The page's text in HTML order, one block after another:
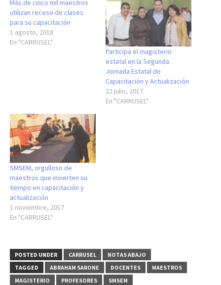
Más de cinco mil maestros
utilizan receso de clases
para su capacitación
1 agosto, 2018
En "CARRUSEL"
Participa el magisterio
estatal en la Segunda
Jornada Estatal de
Capacitación y Actualización
22 julio, 2017
En "CARRUSEL"
SMSEM, orgulloso de
maestros que invierten su
tiempo en capacitación y
actualización
1 noviembre, 2017
En "CARRUSEL"
POSTED UNDER CARRUSEL
NOTAS ABAJO
TAGGED
ABRAHAM SARONE DOCENTES
MAESTROS
MAGISTERIO
PROFESORES SMSEM